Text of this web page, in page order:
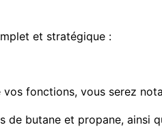
et stratégique :
vos fonctions, vous serez
de butane et propane, ainsi